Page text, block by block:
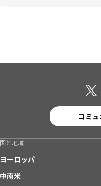
コミ
国と地域
ヨーロッパ
中南米